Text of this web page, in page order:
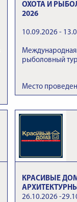
ОХОТА И
2026
10.09.2026 -
Международная
рыболовный
Место
КРАСИВЫЕ
26.10.2026 -